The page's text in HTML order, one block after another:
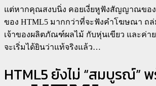
แต่หากคุณสงบนิ่ง คอยเงี่ยหูฟังสัญญาณขอ
ของ HTML5 มากกว่าที่จะฟังคำโฆษณา ถ
เจ้าของผลิตภัณฑ์ผลไม้ กับหุ่นเขียว และค่า
จะเริ่มได้ยินว่าแท้จริงแล้ว…
HTML5 ยังไม่ “สมบูรณ์”